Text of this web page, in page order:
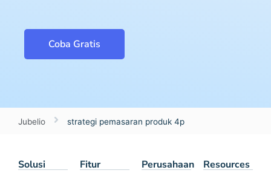
Coba Gratis
Jubelio strategi pemasaran produk 4p
Solusi Fitur Perusahaan Resources